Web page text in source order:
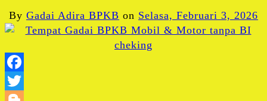
By Gadai Adira BPKB on Selasa, Februari 3, 2026